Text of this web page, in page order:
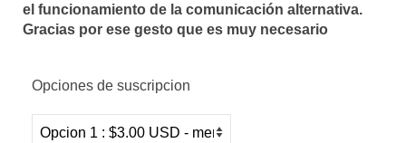
el funcionamiento de la comunicación alternativa.
Gracias por ese gesto que es muy necesario
Opciones de suscripcion